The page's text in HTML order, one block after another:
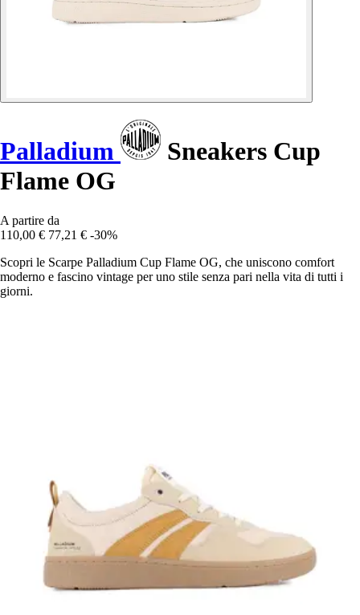
Palladium
Sneakers Cup
Flame OG
A partire da
110,00 € 77,21 € -30%
Scopri le Scarpe Palladium Cup Flame OG, che uniscono comfort
moderno e fascino vintage per uno stile senza pari nella vita di tutti i
giorni.